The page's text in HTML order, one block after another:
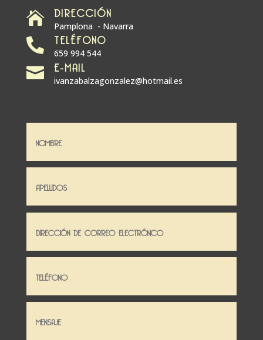
 DIRECCIÓN
Pamplona - Navarra
 TELÉFONO
659 994 544
 E-MAIL
ivanzabalzagonzalez@hotmail.es